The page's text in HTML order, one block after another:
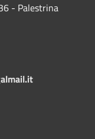
- Palestrina